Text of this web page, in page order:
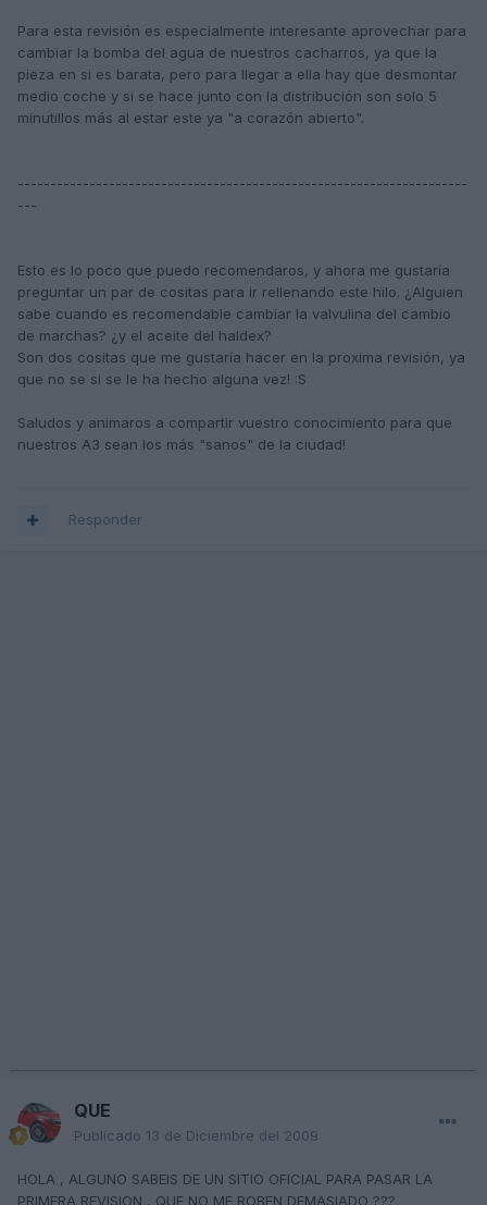
Para esta revisión es especialmente interesante aprovechar para
cambiar la bomba del agua de nuestros cacharros, ya que la
pieza en si es barata, pero para llegar a ella hay que desmontar
medio coche y si se hace junto con la distribución son solo 5
minutillos más al estar este ya "a corazón abierto".
---------------------------------------------------------------------
---
Esto es lo poco que puedo recomendaros, y ahora me gustaría
preguntar un par de cositas para ir rellenando este hilo. ¿Alguien
sabe cuando es recomendable cambiar la valvulina del cambio
de marchas? ¿y el aceite del haldex?
Son dos cositas que me gustaría hacer en la proxima revisión, ya
que no se si se le ha hecho alguna vez! :S
Saludos y animaros a compartir vuestro conocimiento para que
nuestros A3 sean los más "sanos" de la ciudad!
Responder
QUE
Publicado 13 de Diciembre del 2009
HOLA , ALGUNO SABEIS DE UN SITIO OFICIAL PARA PASAR LA
PRIMERA REVISION , QUE NO ME ROBEN DEMASIADO ???